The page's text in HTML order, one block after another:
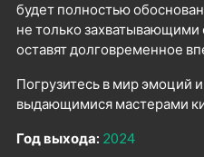
будет полностью
не только
оставят долговременное
Погрузитесь в мир эмоций
выдающимися мастерами
Год выхода: 2024